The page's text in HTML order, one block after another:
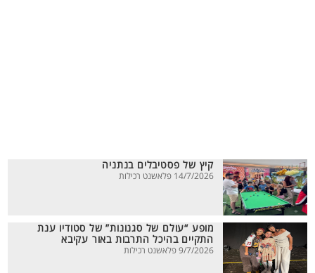
קיץ של פסטיבלים בנתניה
14/7/2026 פלאשנט רכילות
מופע “עולם של סגנונות” של סטודיו ענת
התקיים בהיכל התרבות באור עקיבא
9/7/2026 פלאשנט רכילות